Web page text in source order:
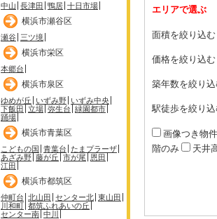
中山 長津田 鴨居 十日市場
横浜市瀬谷区
瀬谷 三ツ境
横浜市栄区
本郷台
横浜市泉区
ゆめが丘 いずみ野 いずみ中央
下飯田 立場 弥生台 緑園都市
踊場
横浜市青葉区
こどもの国 青葉台 たまプラーザ
あざみ野 藤が丘 市が尾
恩田
江田
横浜市都筑区
仲町台 北山田 センター北 東山田
川和町 都筑ふれあいの丘
センター南 中川
エリアで選ぶ
面積を絞り込
価格を絞り込
築年数を絞り
駅徒歩を絞り
画像つき物
階のみ
天井